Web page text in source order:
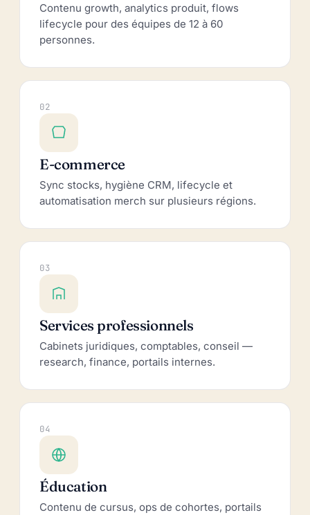
Contenu growth, analytics produit, flows
lifecycle pour des équipes de 12 à 60
personnes.
02
E-commerce
Sync stocks, hygiène CRM, lifecycle et
automatisation merch sur plusieurs régions.
03
Services professionnels
Cabinets juridiques, comptables, conseil —
research, finance, portails internes.
04
Éducation
Contenu de cursus, ops de cohortes, portails